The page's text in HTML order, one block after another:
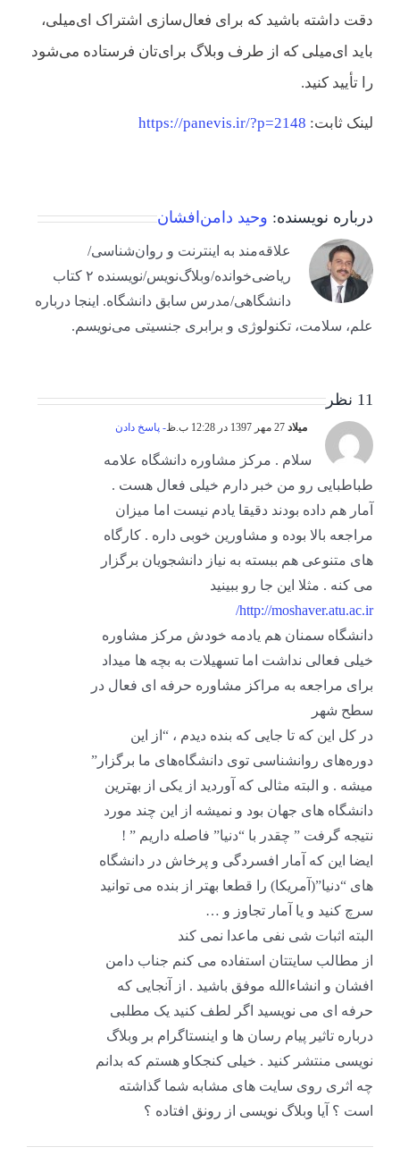
دقت داشته باشید که برای فعال‌سازی اشتراک ای‌میلی،
باید ای‌میلی که از طرف وبلاگ برای‌تان فرستاده می‌شود
را تأیید کنید.
لینک ثابت: https://panevis.ir/?p=2148
درباره نویسنده: وحید دامن‌افشان
علاقه‌مند به اینترنت و روان‌شناسی/
ریاضی‌خوانده/وبلاگ‌نویس/نویسنده ۲ کتاب
دانشگاهی/مدرس سابق دانشگاه. اینجا درباره
علم، سلامت، تکنولوژی و برابری جنسیتی می‌نویسم.
11 نظر
میلاد - پاسخ دادن
سلام . مرکز مشاوره دانشگاه علامه
طباطبایی رو من خبر دارم خیلی فعال هست .
آمار هم داده بودند دقیقا یادم نیست اما میزان
مراجعه بالا بوده و مشاورین خوبی داره . کارگاه
های متنوعی هم ببسته به نیاز دانشجویان برگزار
می کنه . مثلا این جا رو ببینید
http://moshaver.atu.ac.ir/
دانشگاه سمنان هم یادمه خودش مرکز مشاوره
خیلی فعالی نداشت اما تسهیلات به بچه ها میداد
برای مراجعه به مراکز مشاوره حرفه ای فعال در
سطح شهر
در کل این که تا جایی که بنده دیدم ، “از این
دوره‌های روانشناسی توی دانشگاه‌های ما برگزار”
میشه . و البته مثالی که آوردید از یکی از بهترین
دانشگاه های جهان بود و نمیشه از این چند مورد
نتیجه گرفت ” چقدر با “دنیا” فاصله داریم ” !
ایضا این که آمار افسردگی و پرخاش در دانشگاه
های “دنیا”(آمریکا) را قطعا بهتر از بنده می توانید
سرچ کنید و یا آمار تجاوز و …
البته اثبات شی نفی ماعدا نمی کند
از مطالب سایتتان استفاده می کنم جناب دامن
افشان و انشاءالله موفق باشید . از آنجایی که
حرفه ای می نویسید اگر لطف کنید یک مطلبی
درباره تاثیر پیام رسان ها و اینستاگرام بر وبلاگ
نویسی منتشر کنید . خیلی کنجکاو هستم که بدانم
چه اثری روی سایت های مشابه شما گذاشته
است ؟ آیا وبلاگ نویسی از رونق افتاده ؟